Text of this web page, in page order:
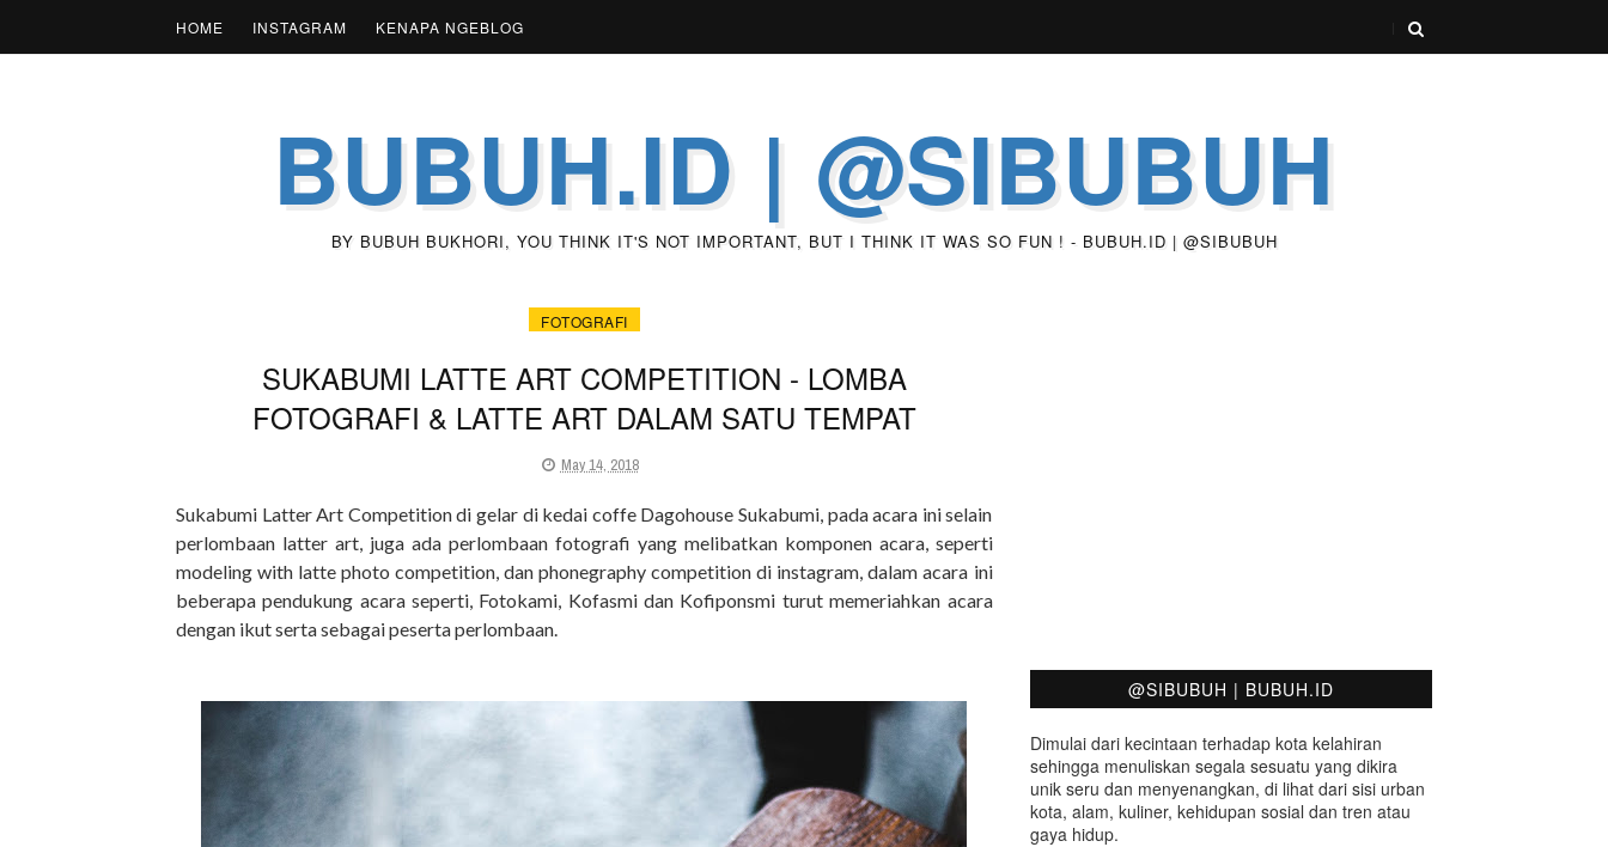
HOME INSTAGRAM KENAPA NGEBLOG
BUBUH.ID | @SIBUBUH
BY BUBUH BUKHORI, YOU THINK IT'S NOT IMPORTANT, BUT I THINK IT WAS SO FUN ! - BUBUH.ID | @SIBUBUH
FOTOGRAFI
SUKABUMI LATTE ART COMPETITION - LOMBA
FOTOGRAFI & LATTE ART DALAM SATU TEMPAT
May 14, 2018
Sukabumi Latter Art Competition di gelar di kedai coffe Dagohouse Sukabumi, pada acara ini selain
perlombaan latter art, juga ada perlombaan fotografi yang melibatkan komponen acara, seperti
modeling with latte photo competition, dan phonegraphy competition di instagram, dalam acara ini
beberapa pendukung acara seperti, Fotokami, Kofasmi dan Kofiponsmi turut memeriahkan acara
dengan ikut serta sebagai peserta perlombaan.
@SIBUBUH | BUBUH.ID
Dimulai dari kecintaan terhadap kota kelahiran
sehingga menuliskan segala sesuatu yang dikira
unik seru dan menyenangkan, di lihat dari sisi urban
kota, alam, kuliner, kehidupan sosial dan tren atau
gaya hidup.